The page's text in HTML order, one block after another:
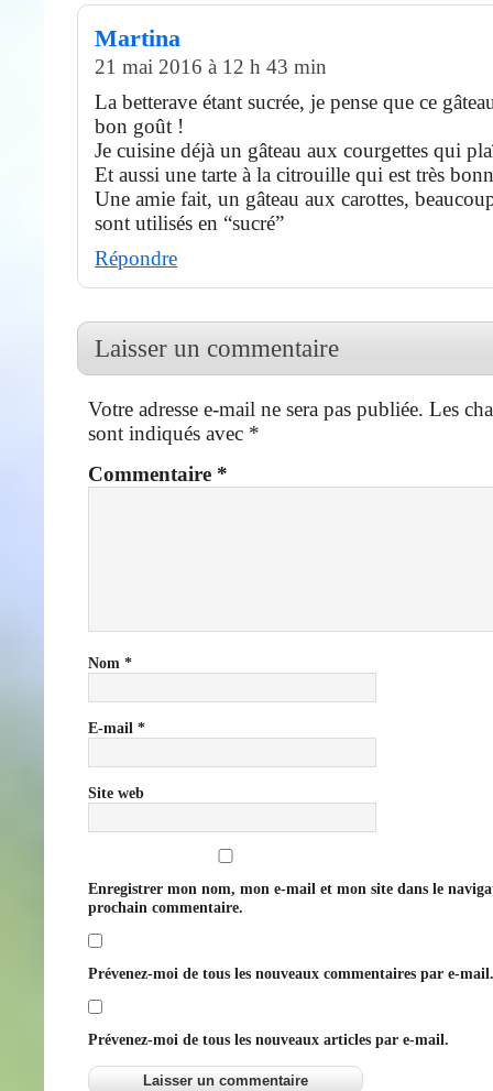
Martina
21 mai 2016 à 12 h 43 min
La betterave étant sucrée, je pense que ce
bon goût !
Je cuisine déjà un gâteau aux courgettes qui
Et aussi une tarte à la citrouille qui est très
Une amie fait, un gâteau aux carottes,
sont utilisés en “sucré”
Répondre
Laisser un commentaire
Votre adresse e-mail ne sera pas publiée. Les
sont indiqués avec *
Commentaire *
Nom *
E-mail *
Site web
Enregistrer mon nom, mon e-mail et mon site dans le
prochain commentaire.
Prévenez-moi de tous les nouveaux commentaires par e-mail.
Prévenez-moi de tous les nouveaux articles par e-mail.